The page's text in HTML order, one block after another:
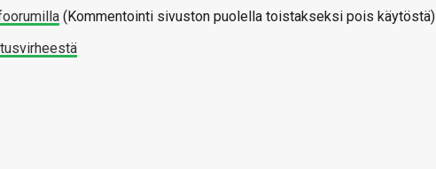
(Kommentointi sivuston puolella toistakseksi pois käytöstä)